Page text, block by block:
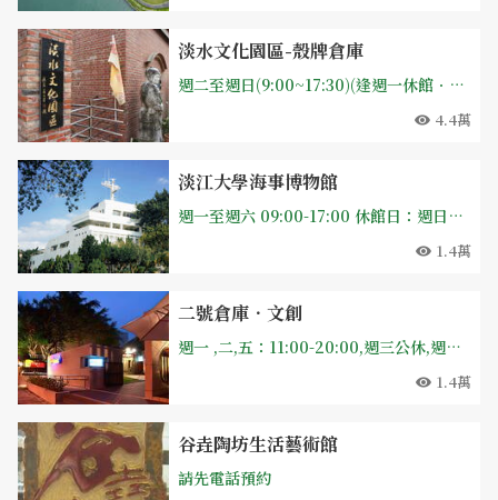
淡水文化園區-殼牌倉庫
週二至週日(9:00~17:30)(逢週一休館．免費參觀)
4.4萬
淡江大學海事博物館
週一至週六 09:00-17:00 休館日：週日及國定假日、淡江大學寒暑假期間休館日則另行公告。
1.4萬
二號倉庫．文創
週一 ,二,五：11:00-20:00,週三公休,週四11:00-17:00,週六 - 週日:11:00-21:00
1.4萬
谷垚陶坊生活藝術館
請先電話預約